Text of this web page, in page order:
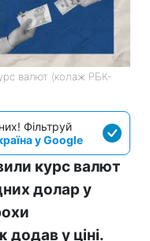
валют (колаж РБК-
Фільтруй
у Google
курс валют
долар у
у ціні.